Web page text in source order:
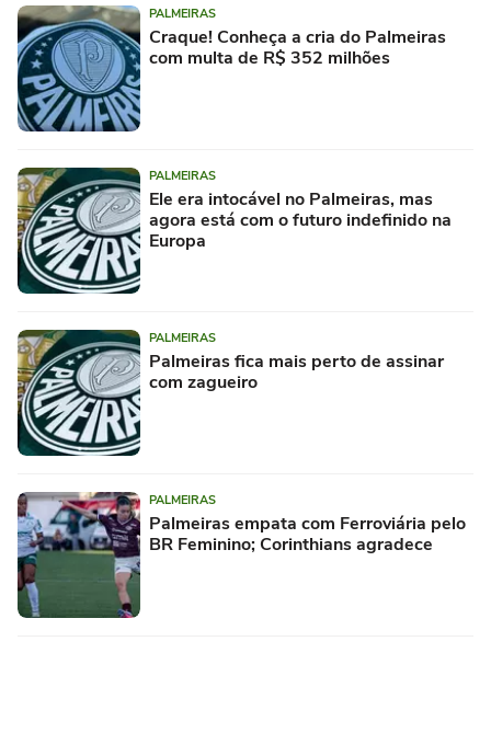
PALMEIRAS
Craque! Conheça a cria do Palmeiras
com multa de R$ 352 milhões
PALMEIRAS
Ele era intocável no Palmeiras, mas
agora está com o futuro indefinido na
Europa
PALMEIRAS
Palmeiras fica mais perto de assinar
com zagueiro
PALMEIRAS
Palmeiras empata com Ferroviária pelo
BR Feminino; Corinthians agradece